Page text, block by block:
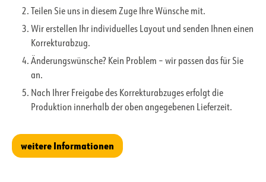
Teilen Sie uns in diesem Zuge Ihre Wünsche mit.
Wir erstellen Ihr individuelles Layout und senden Ihnen einen
Korrekturabzug.
Änderungswünsche? Kein Problem – wir passen das für Sie
an.
Nach Ihrer Freigabe des Korrekturabzuges erfolgt die
Produktion innerhalb der oben angegebenen Lieferzeit.
weitere Informationen